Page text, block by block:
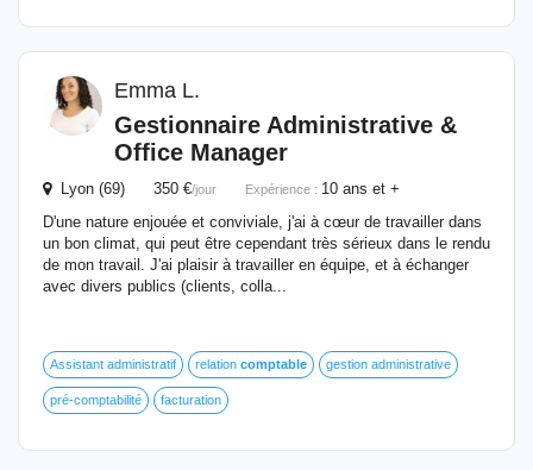
Emma L.
Gestionnaire Administrative &
Office Manager
Lyon (69) 350 €/jour Expérience : 10 ans et +
D'une nature enjouée et conviviale, j'ai à cœur de travailler dans
un bon climat, qui peut être cependant très sérieux dans le rendu
de mon travail. J'ai plaisir à travailler en équipe, et à échanger
avec divers publics (clients, colla...
Assistant administratif relation comptable gestion administrative
pré-comptabilité facturation